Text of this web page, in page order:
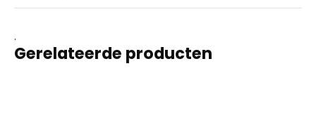
.
Gerelateerde producten